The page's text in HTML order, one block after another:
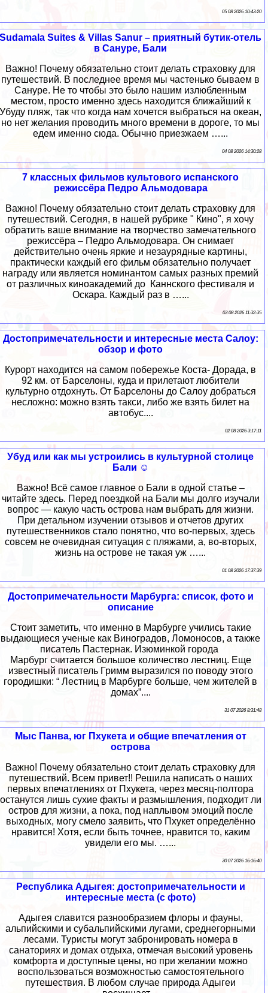
05 08 2026 10:43:20
Sudamala Suites & Villas Sanur – приятный бутик-отель
в Сануре, Бали
Важно! Почему обязательно стоит делать страховку для
путешествий. В последнее время мы частенько бываем в
Сануре. Не то чтобы это было нашим излюбленным
местом, просто именно здесь находится ближайший к
Убуду пляж, так что когда нам хочется выбраться на океан,
но нет желания проводить много времени в дороге, то мы
едем именно сюда. Обычно приезжаем …...
04 08 2026 14:30:28
7 классных фильмов культового испанского
режиссёра Педро Альмодовара
Важно! Почему обязательно стоит делать страховку для
путешествий. Сегодня, в нашей рубрике " Кино", я хочу
обратить ваше внимание на творчество замечательного
режиссёра – Педро Альмодовара. Он снимает
действительно очень яркие и незаурядные картины,
практически каждый его фильм обязательно получает
награду или является номинантом самых разных премий
от различных киноакадемий до Каннского фестиваля и
Оскара. Каждый раз в …...
03 08 2026 11:32:35
Достопримечательности и интересные места Салоу:
обзор и фото
Курорт находится на самом побережье Коста- Дорада, в
92 км. от Барселоны, куда и прилетают любители
культурно отдохнуть. От Барселоны до Салоу добраться
несложно: можно взять такси, либо же взять билет на
автобус....
02 08 2026 3:17:11
Убуд или как мы устроились в культурной столице
Бали ☺
Важно! Всё самое главное о Бали в одной статье –
читайте здесь. Перед поездкой на Бали мы долго изучали
вопрос — какую часть острова нам выбрать для жизни.
При детальном изучении отзывов и отчетов других
путешественников стало понятно, что во-первых, здесь
совсем не очевидная ситуация с пляжами, а, во-вторых,
жизнь на острове не такая уж …...
01 08 2026 17:37:39
Достопримечательности Марбурга: список, фото и
описание
Стоит заметить, что именно в Марбурге учились такие
выдающиеся ученые как Виноградов, Ломоносов, а также
писатель Пастернак. Изюминкой города
Марбург считается большое количество лестниц. Еще
известный писатель Гримм выразился по поводу этого
городишки: “ Лестниц в Марбурге больше, чем жителей в
домах”....
31 07 2026 8:31:48
Мыс Панва, юг Пхукета и общие впечатления от
острова
Важно! Почему обязательно стоит делать страховку для
путешествий. Всем привет!! Решила написать о наших
первых впечатлениях от Пхукета, через месяц-полтора
останутся лишь сухие факты и размышления, подходит ли
остров для жизни, а пока, под наплывом эмоций после
выходных, могу смело заявить, что Пхукет определённо
нравится! Хотя, если быть точнее, нравится то, каким
увидели его мы. …...
30 07 2026 16:16:40
Республика Адыгея: достопримечательности и
интересные места (с фото)
Адыгея славится разнообразием флоры и фауны,
альпийскими и субальпийскими лугами, среднегорными
лесами. Туристы могут забронировать номера в
санаториях и домах отдыха, отмечая высокий уровень
комфорта и доступные цены, но при желании можно
воспользоваться возможностью самостоятельного
путешествия. В любом случае природа Адыгеи